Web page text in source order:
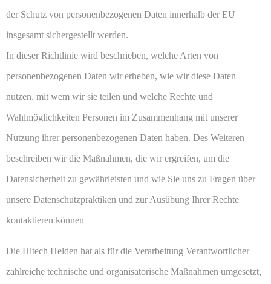
der Schutz von personenbezogenen Daten innerhalb der EU
insgesamt sichergestellt werden.
In dieser Richtlinie wird beschrieben, welche Arten von
personenbezogenen Daten wir erheben, wie wir diese Daten
nutzen, mit wem wir sie teilen und welche Rechte und
Wahlmöglichkeiten Personen im Zusammenhang mit unserer
Nutzung ihrer personenbezogenen Daten haben. Des Weiteren
beschreiben wir die Maßnahmen, die wir ergreifen, um die
Datensicherheit zu gewährleisten und wie Sie uns zu Fragen über
unsere Datenschutzpraktiken und zur Ausübung Ihrer Rechte
kontaktieren können
Die Hitech Helden hat als für die Verarbeitung Verantwortlicher
zahlreiche technische und organisatorische Maßnahmen umgesetzt,